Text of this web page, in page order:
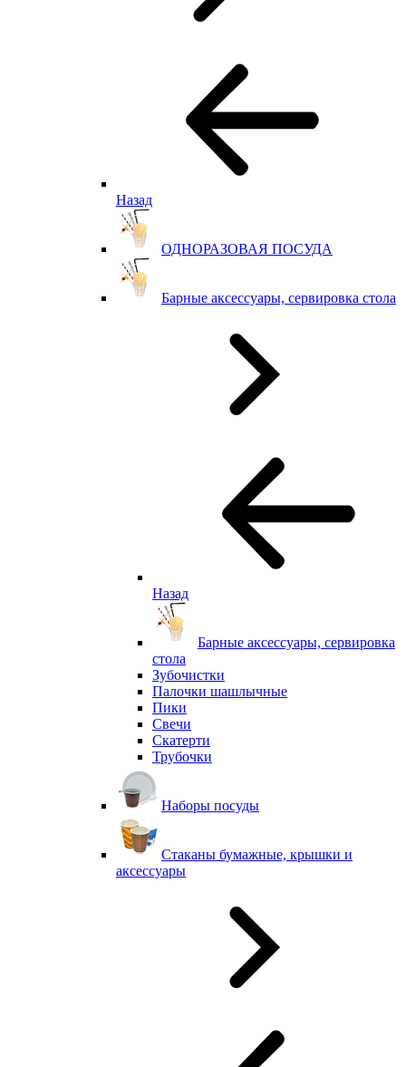
Назад
ОДНОРАЗОВАЯ ПОСУДА
Барные аксессуары, сервировка стола
Назад
Барные аксессуары, сервировка
стола
Зубочистки
Палочки шашлычные
Пики
Свечи
Скатерти
Трубочки
Наборы посуды
Стаканы бумажные, крышки и
аксессуары